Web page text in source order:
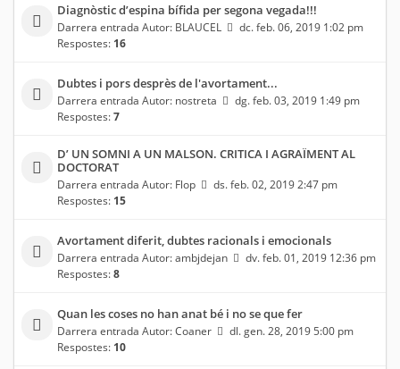
Diagnòstic d’espina bífida per segona vegada!!!
Darrera entrada Autor: BLAUCEL
dc. feb. 06, 2019 1:02 pm
Respostes: 16
Dubtes i pors desprès de l'avortament...
Darrera entrada Autor: nostreta
dg. feb. 03, 2019 1:49 pm
Respostes:7
D’ UN SOMNI A UN MALSON. CRITICA I AGRAÏMENT AL
DOCTORAT
Darrera entrada Autor: Flop
ds. feb. 02, 2019 2:47 pm
Respostes: 15
Avortament diferit, dubtes racionals i emocionals
Darrera entrada Autor:ambjdejan
dv. feb. 01, 2019 12:36 pm
Respostes:8
Quan les coses no han anat bé i no se que fer
Darrera entrada Autor:Coaner
dl. gen. 28, 2019 5:00 pm
Respostes: 10